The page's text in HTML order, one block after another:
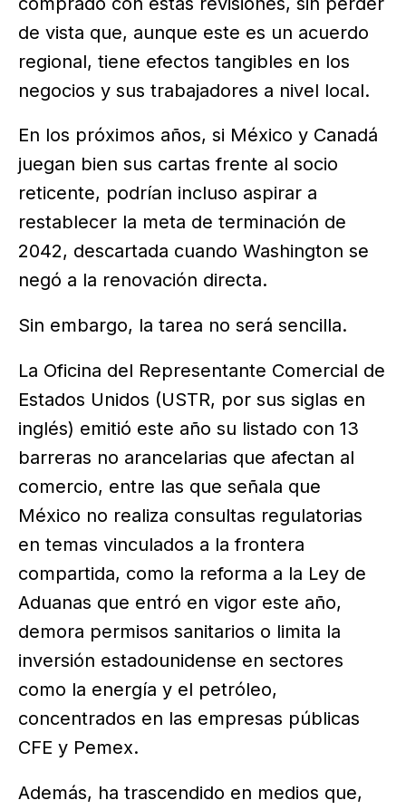
de vista que, aunque este es un acuerdo
regional, tiene efectos tangibles en los
negocios y sus trabajadores a nivel local.
En los próximos años, si México y Canadá
juegan bien sus cartas frente al socio
reticente, podrían incluso aspirar a
restablecer la meta de terminación de
2042, descartada cuando Washington se
negó a la renovación directa.
Sin embargo, la tarea no será sencilla.
La Oficina del Representante Comercial de
Estados Unidos (USTR, por sus siglas en
inglés) emitió este año su listado con 13
barreras no arancelarias que afectan al
comercio, entre las que señala que
México no realiza consultas regulatorias
en temas vinculados a la frontera
compartida, como la reforma a la Ley de
Aduanas que entró en vigor este año,
demora permisos sanitarios o limita la
inversión estadounidense en sectores
como la energía y el petróleo,
concentrados en las empresas públicas
CFE y Pemex.
Además, ha trascendido en medios que,